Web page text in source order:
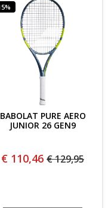
BABOLAT PURE AERO
JUNIOR 26 GEN9
€ 110,46 € 129,95